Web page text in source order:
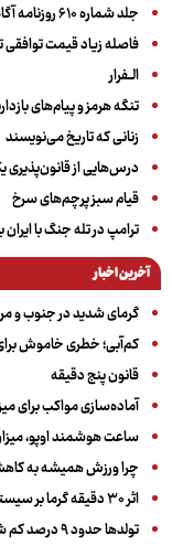
جلد شماره ۶۱۰ روزنامه آگاه
فاصله زیاد قیمت توافقی
الــفرار
تنگه هرمز و پیام‌های
زنانی که تاریخ می‌نویسند
درس‌هایی از قانون‌پذیری
قیام سبز پرچم‌های سرخ
ترامپ در تله جنگ با
آخرین اخبار
گرمای شدید در جنوب و
کم‌آبی؛ خطری خاموش
قانون پنج دقیقه
آماده‌سازی مواکب برای
ساعت هوشمند اوپو،
چرا ورزش همیشه به
اثر ۳۰ دقیقه گرما بر سیستم ایمنی
تولدها حدود ۹ درصد کم شد